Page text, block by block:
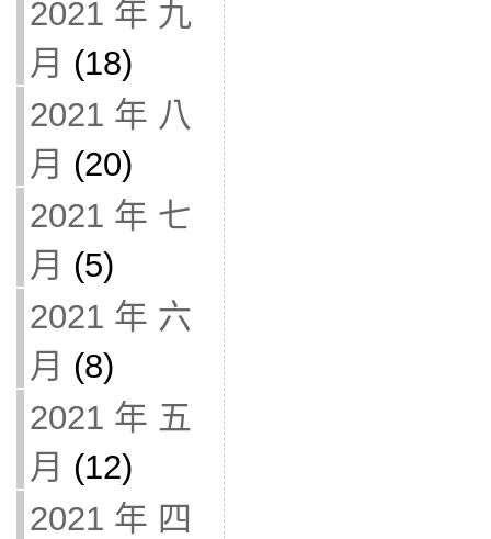
2021 年 九
月 (18)
2021 年 八
月 (20)
2021 年 七
月 (5)
2021 年 六
月 (8)
2021 年 五
月 (12)
2021 年 四